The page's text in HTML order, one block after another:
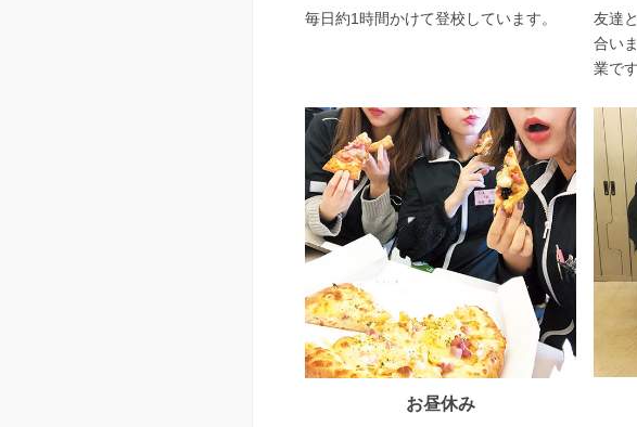
毎日約1時間かけて登校しています。
友達
合い
業で
お昼休み